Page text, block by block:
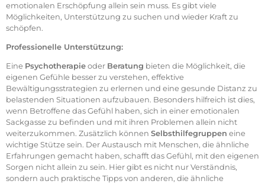
emotionalen Erschöpfung allein sein muss. Es gibt viele
Möglichkeiten, Unterstützung zu suchen und wieder Kraft zu
schöpfen.
Professionelle Unterstützung:
Eine Psychotherapieoder Beratung bieten die Möglichkeit, die
eigenen Gefühle besser zu verstehen, effektive
Bewältigungsstrategien zu erlernen und eine gesunde Distanz zu
belastenden Situationen aufzubauen. Besonders hilfreich ist dies,
wenn Betroffene das Gefühl haben, sich in einer emotionalen
Sackgasse zu befinden und mit ihren Problemen allein nicht
weiterzukommen. Zusätzlich können Selbsthilfegruppen eine
wichtige Stütze sein. Der Austausch mit Menschen, die ähnliche
Erfahrungen gemacht haben, schafft das Gefühl, mit den eigenen
Sorgen nicht allein zu sein. Hier gibt es nicht nur Verständnis,
sondern auch praktische Tipps von anderen, die ähnliche